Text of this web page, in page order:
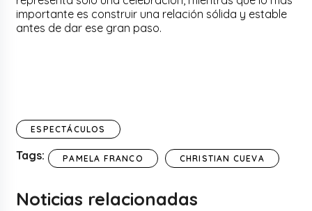
importante es construir una relación sólida y estable
antes de dar ese gran paso.
ESPECTÁCULOS
Tags: PAMELA FRANCO CHRISTIAN CUEVA
Noticias relacionadas